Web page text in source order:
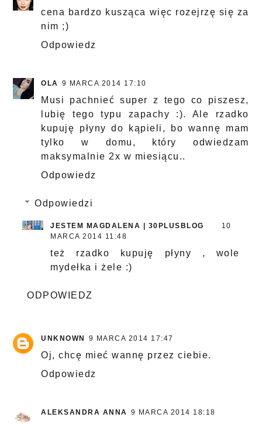
cena bardzo kusząca więc rozejrzę się za
nim ;)
Odpowiedz
OLA 9 MARCA 2014 17:10
Musi pachnieć super z tego co piszesz,
lubię tego typu zapachy :). Ale rzadko
kupuję płyny do kąpieli, bo wannę mam
tylko w domu, który odwiedzam
maksymalnie 2x w miesiącu..
Odpowiedz
Odpowiedzi
JESTEM MAGDALENA | 30PLUSBLOG
10
MARCA 2014 11:48
też rzadko kupuję płyny , wole
mydełka i żele :)
ODPOWIEDZ
UNKNOWN 9 MARCA 2014 17:47
Oj, chcę mieć wannę przez ciebie.
Odpowiedz
ALEKSANDRA ANNA 9 MARCA 2014 18:18